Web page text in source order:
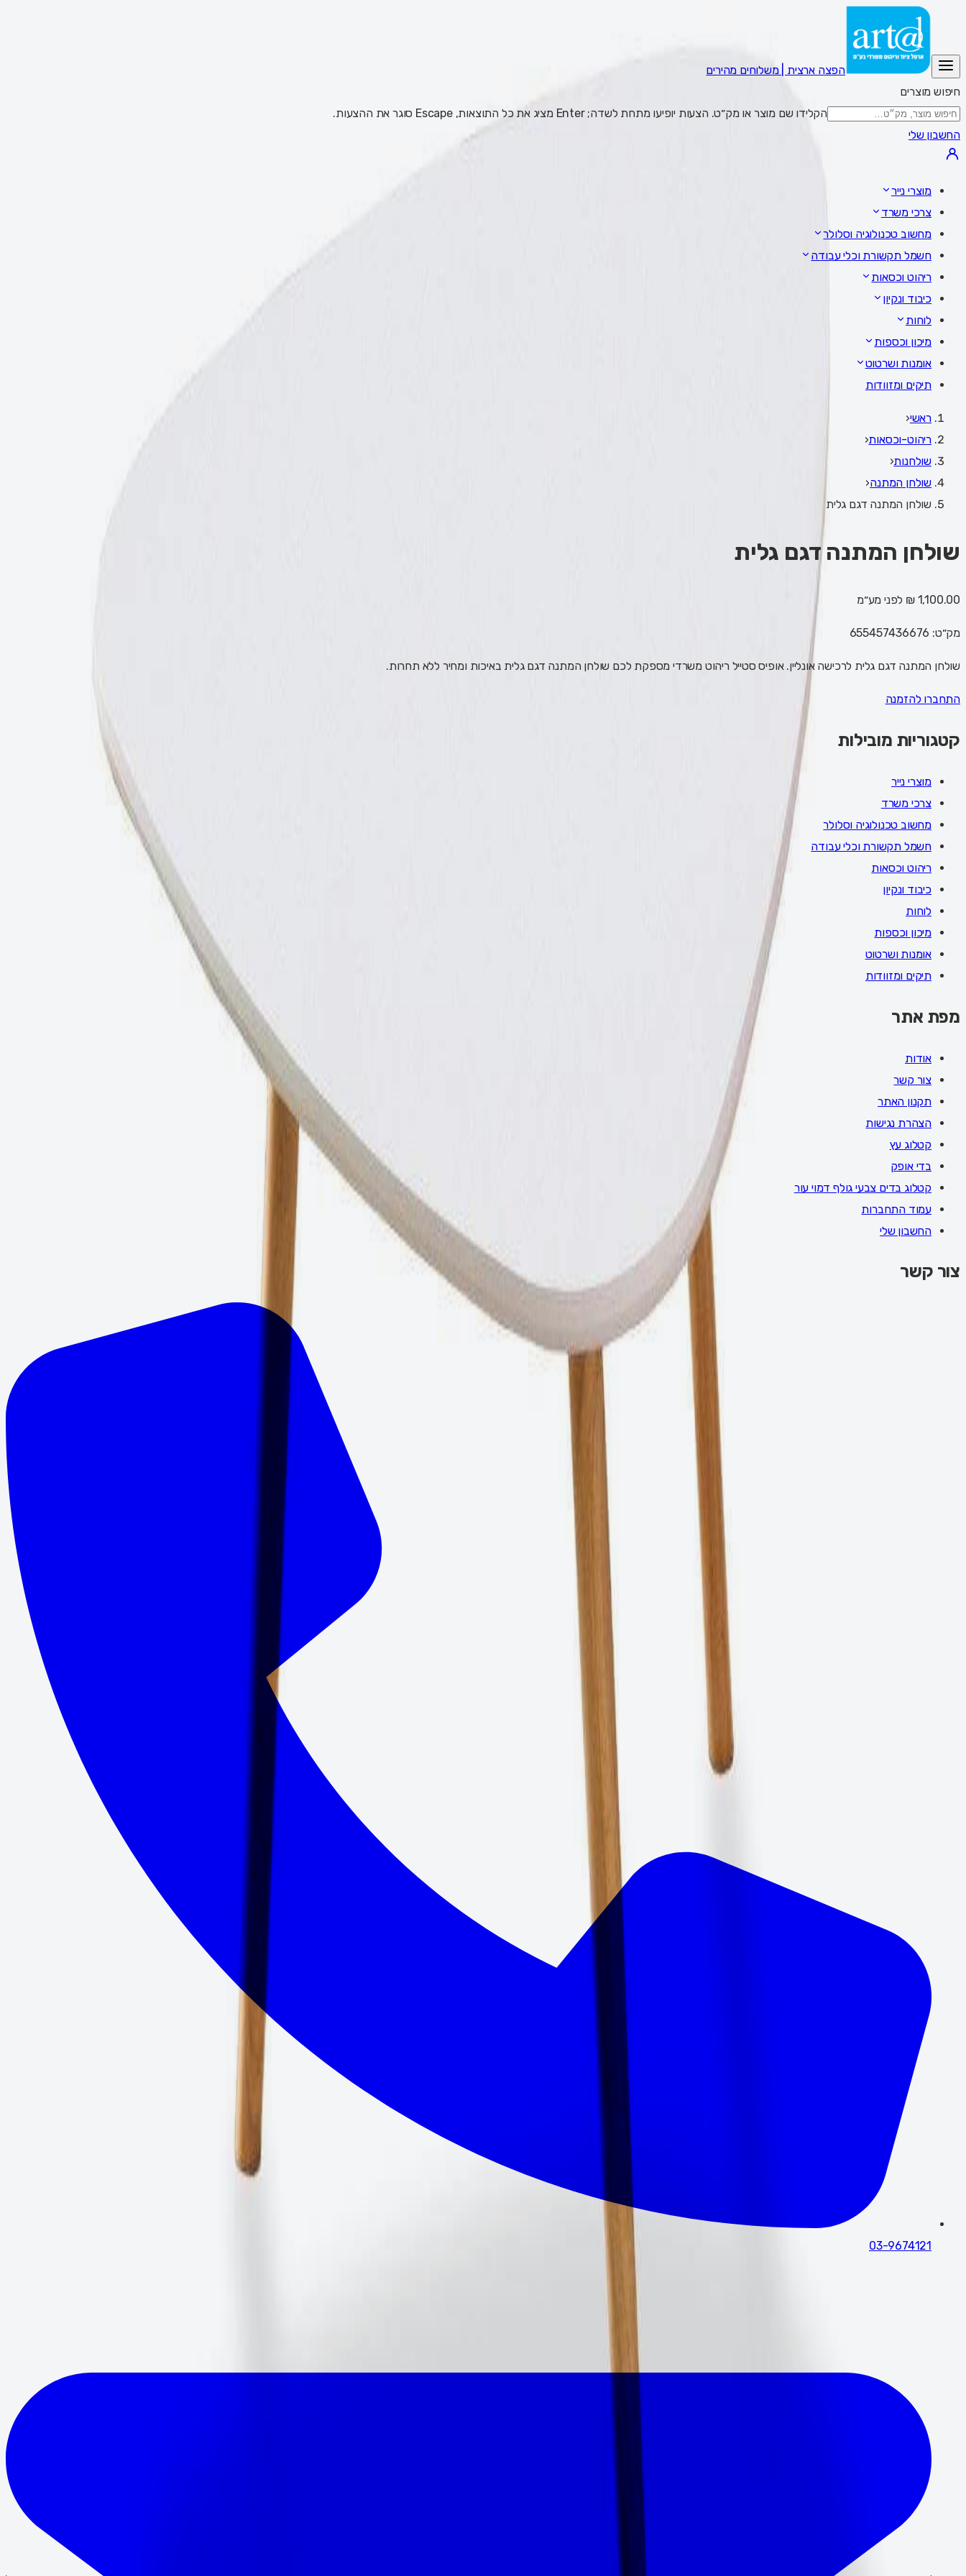
הפצה ארצית | משלוחים מהירים
חיפוש מוצרים
הקלידו שם מוצר או מק״ט. הצעות יופיעו מתחת לשדה; Enter מציג את כל התוצאות, Escape סוגר את ההצעות.
החשבון שלי
מוצרי נייר
צרכי משרד
מחשוב טכנולוגיה וסלולר
חשמל תקשורת וכלי עבודה
ריהוט וכסאות
כיבוד ונקיון
לוחות
מיכון וכספות
אומנות ושרטוט
תיקים ומזוודות
ראשי‹
ריהוט-וכסאות‹
שולחנות‹
שולחן המתנה‹
שולחן המתנה דגם גלית
שולחן המתנה דגם גלית
1,100.00 ₪ לפני מע״מ
מק״ט: 655457436676
שולחן המתנה דגם גלית לרכישה אונליין. אופיס סטייל ריהוט משרדי מספקת לכם שולחן המתנה דגם גלית באיכות ומחיר ללא תחרות.
התחברו להזמנה
קטגוריות מובילות
מוצרי נייר
צרכי משרד
מחשוב טכנולוגיה וסלולר
חשמל תקשורת וכלי עבודה
ריהוט וכסאות
כיבוד ונקיון
לוחות
מיכון וכספות
אומנות ושרטוט
תיקים ומזוודות
מפת אתר
אודות
צור קשר
תקנון האתר
הצהרת נגישות
קטלוג עץ
בדי אופק
קטלוג בדים צבעי גולף דמוי עור
עמוד התחברות
החשבון שלי
צור קשר
03-9674121